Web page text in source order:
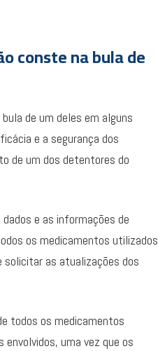
conste na bula de
de um deles em alguns
e a segurança dos
de um dos detentores do
e as informações de
os medicamentos utilizados
solicitar as atualizações dos
todos os medicamentos
uma vez que os